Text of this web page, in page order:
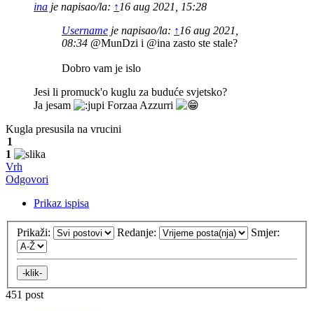
ina je napisao/la: ↑ 16 aug 2021, 15:28
Username je napisao/la: ↑ 16 aug 2021,
08:34 @MunDzi i @ina zasto ste stale?
Dobro vam je islo
Jesi li promuck'o kuglu za buduće svjetsko?
Ja jesam
Forzaa Azzurri
Kugla presusila na vrucini
1
1
Vrh
Odgovori
Prikaz ispisa
Prikaži: Redanje: Smjer:
451 post